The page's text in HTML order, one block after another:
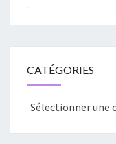
CATÉGORIES
Catégories